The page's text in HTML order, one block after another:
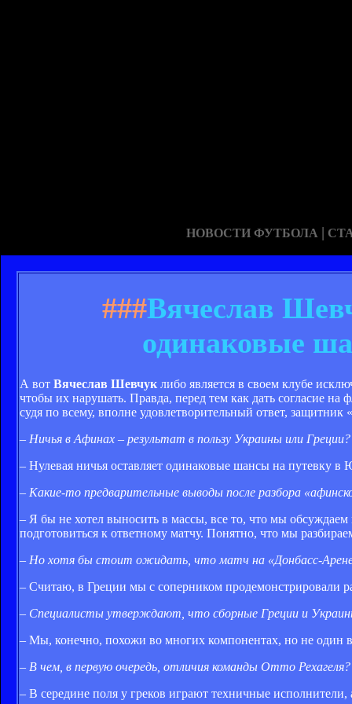
НОВОСТИ ФУТБОЛА |
###Вячеслав
одинаковые
А вот Вячеслав Шевчук либо является в своем клубе
чтобы их нарушать. Правда, перед тем как дать согласие
судя по всему, вполне удовлетворительный ответ,
– Ничья в Афинах – результат в пользу Украины или Греции?
– Нулевая ничья оставляет одинаковые шансы на путевку
– Какие-то предварительные выводы после разбора
– Я бы не хотел выносить в массы, все то, что мы обсуждаем
подготовиться к ответному матчу. Понятно, что мы
– Но хотя бы стоит ожидать, что матч на «Донбасс-
– Считаю, в Греции мы с соперником продемонстрировали
– Специалисты утверждают, что сборные Греции и
– Мы, конечно, похожи во многих компонентах, но не один
– В чем, в первую очередь, отличия команды Отто Рехагеля?
– В середине поля у греков играют техничные